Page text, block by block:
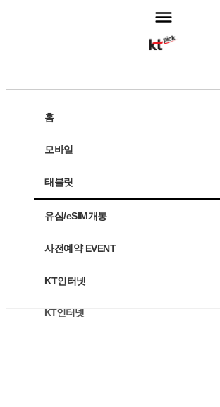
고객센터
모바일
유심/eSIM개통
사전예약 EVENT
KT인터넷
홈
모바일
태블릿
유심/eSIM개통
사전예약 EVENT
KT인터넷